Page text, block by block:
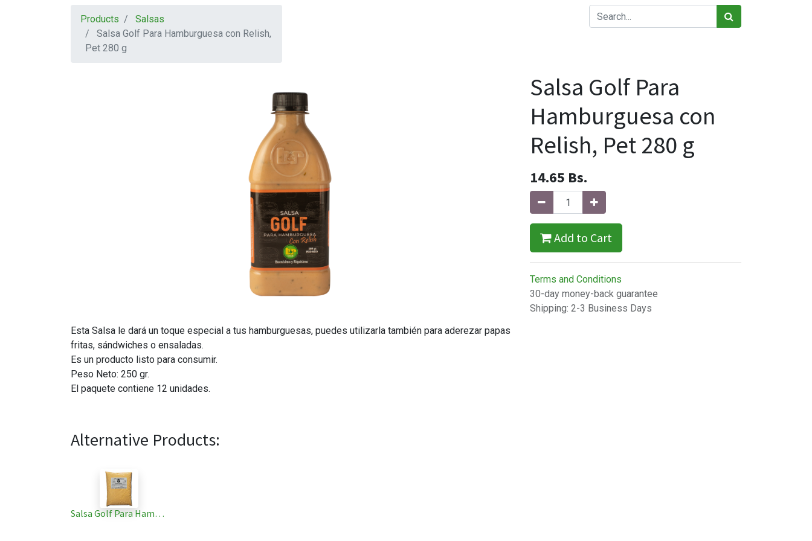
Products
Salsas
Salsa Golf Para Hamburguesa con Relish,
Pet 280 g
Esta Salsa le dará un toque especial a tus hamburguesas, puedes utilizarla también para aderezar papas
fritas, sándwiches o ensaladas.
Es un producto listo para consumir.
Peso Neto: 250 gr.
El paquete contiene 12 unidades.
Salsa Golf Para
Hamburguesa con
Relish, Pet 280 g
14.65 Bs.
Add to Cart
Terms and Conditions
30-day money-back guarantee
Shipping: 2-3 Business Days
Alternative Products:
Salsa Golf Para Hamburguesa, Pouch 1 Kg